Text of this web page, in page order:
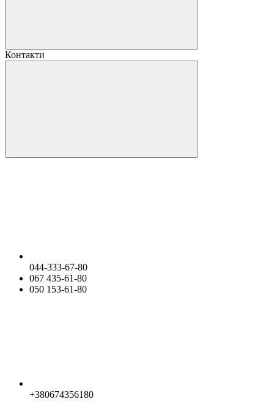
Контакти
044-333-67-80
067 435-61-80
050 153-61-80
+380674356180